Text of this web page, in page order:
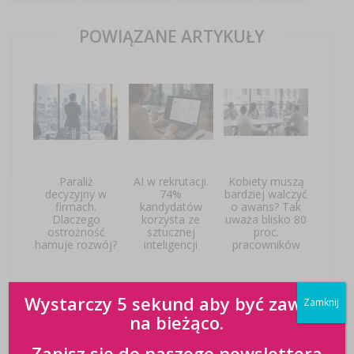
POWIĄZANE ARTYKUŁY
Paraliż
decyzyjny w
firmach.
Dlaczego
ostrożność
hamuje rozwój?
AI w rekrutacji.
74%
kandydatów
korzysta ze
sztucznej
inteligencji
Kobiety muszą
bardziej walczyć
o awans? Tak
uważa blisko 80
proc.
pracowników
Wystarczy 5 sekund aby być zawsze
na bieżąco.
Zamknij